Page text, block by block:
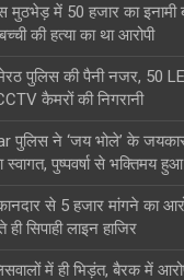
मुठभेड़ में 50 हजार का इनामी
की हत्या का था आरोपी
पुलिस की पैनी नजर, 50
कैमरों की निगरानी
पुलिस ने ‘जय भोले’ के
स्वागत, पुष्पवर्षा से भक्तिमय
से 5 हजार मांगने का
ही सिपाही लाइन हाजिर
में ही भिड़ंत, बैरक में